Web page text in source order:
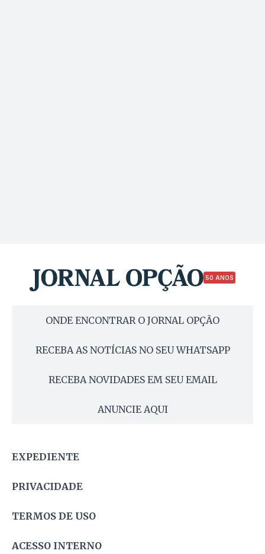
50 ANOS
ONDE ENCONTRAR O JORNAL OPÇÃO
RECEBA AS NOTÍCIAS NO SEU WHATSAPP
RECEBA NOVIDADES EM SEU EMAIL
ANUNCIE AQUI
EXPEDIENTE
PRIVACIDADE
TERMOS DE USO
ACESSO INTERNO